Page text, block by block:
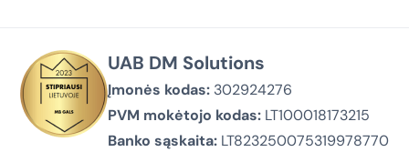
UAB DM Solutions
Įmonės kodas: 302924276
PVM mokėtojo kodas: LT100018173215
Banko sąskaita: LT823250075319978770